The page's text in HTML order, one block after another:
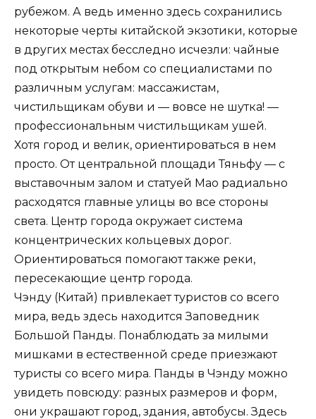
рубежом. А ведь именно здесь сохранились
некоторые черты китайской экзотики, которые
в других местах бесследно исчезли: чайные
под открытым небом со специалистами по
различным услугам: массажистам,
чистильщикам обуви и — вовсе не шутка! —
профессиональным чистильщикам ушей.
Хотя город и велик, ориентироваться в нем
просто. От центральной площади Тяньфу — с
выставочным залом и статуей Мао радиально
расходятся главные улицы во все стороны
света. Центр города окружает система
концентрических кольцевых дорог.
Ориентироваться помогают также реки,
пересекающие центр города.
Чэнду (Китай) привлекает туристов со всего
мира, ведь здесь находится Заповедник
Большой Панды. Понаблюдать за милыми
мишками в естественной среде приезжают
туристы со всего мира. Панды в Чэнду можно
увидеть повсюду: разных размеров и форм,
они украшают город, здания, автобусы. Здесь